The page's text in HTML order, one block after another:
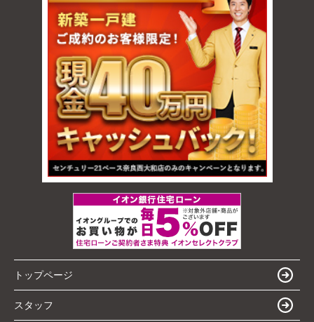
トップページ
スタッフ